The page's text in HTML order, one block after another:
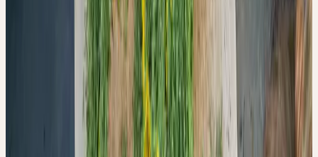
GEGEN DIE ZEIT:
WARUM DIE
VERARBEITUNG
FRISCHER PFLANZEN